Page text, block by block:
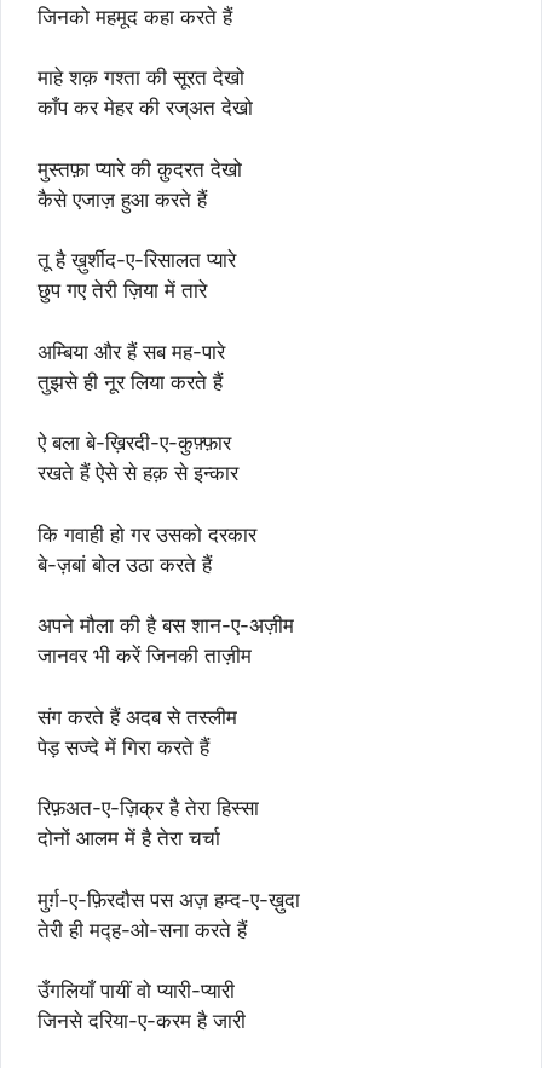
जिनको महमूद कहा करते हैं
माहे शक़ गश्ता की सूरत देखो
काँप कर मेहर की रज्अत देखो
मुस्तफ़ा प्यारे की क़ुदरत देखो
कैसे एजाज़ हुआ करते हैं
तू है ख़ुर्शीद-ए-रिसालत प्यारे
छुप गए तेरी ज़िया में तारे
अम्बिया और हैं सब मह-पारे
तुझसे ही नूर लिया करते हैं
ऐ बला बे-ख़िरदी-ए-कुफ़्फ़ार
रखते हैं ऐसे से हक़ से इन्कार
कि गवाही हो गर उसको दरकार
बे-ज़बां बोल उठा करते हैं
अपने मौला की है बस शान-ए-अज़ीम
जानवर भी करें जिनकी ताज़ीम
संग करते हैं अदब से तस्लीम
पेड़ सज्दे में गिरा करते हैं
रिफ़अत-ए-ज़िक्र है तेरा हिस्सा
दोनों आलम में है तेरा चर्चा
मुर्ग़-ए-फ़िरदौस पस अज़ हम्द-ए-ख़ुदा
तेरी ही मद्ह-ओ-सना करते हैं
उँगलियाँ पायीं वो प्यारी-प्यारी
जिनसे दरिया-ए-करम है जारी